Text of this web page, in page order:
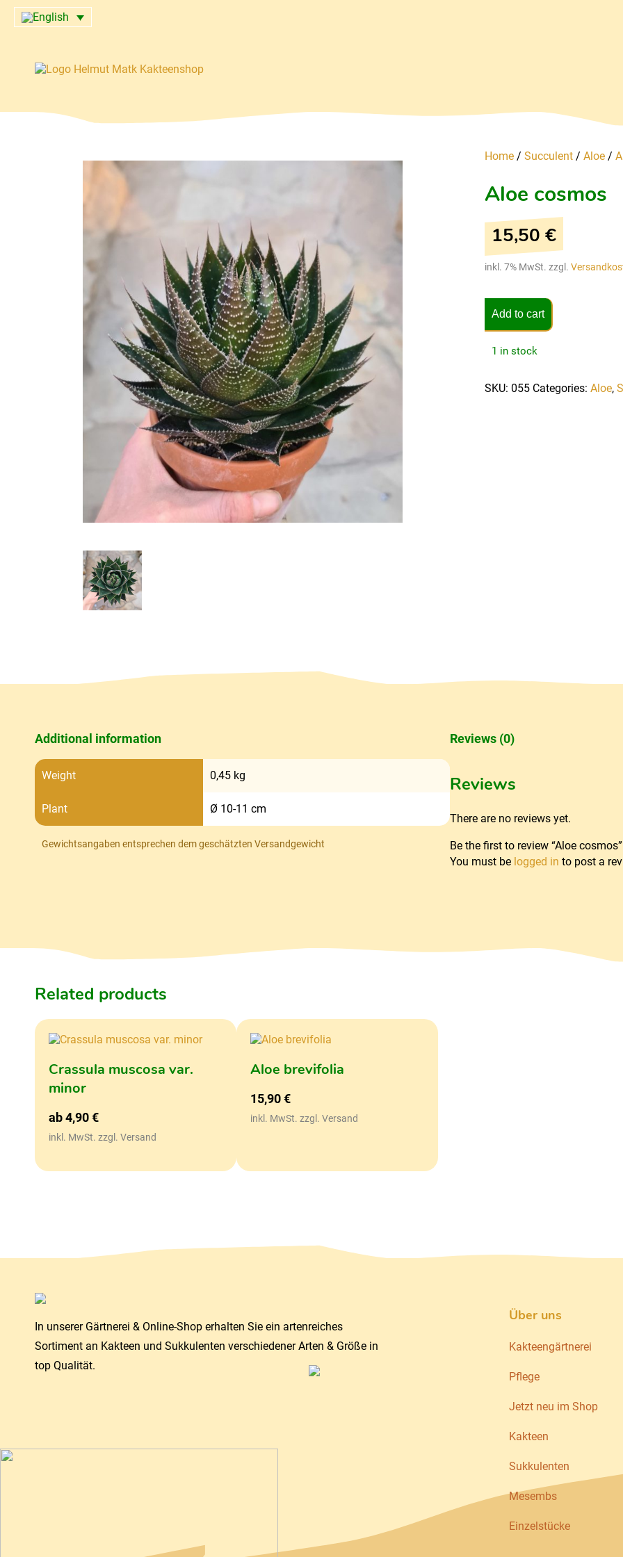
Home / Succulent / Aloe /
Aloe cosmos
15,50 €
inkl. 7% MwSt. zzgl.
Add to cart
1 in stock
SKU: 055 Categories: Aloe,
Additional information
Weight 0,45 kg
Plant Ø 10-11 cm
Gewichtsangaben entsprechen dem geschätzten Versandgewicht
Reviews (0)
Reviews
There are no reviews yet.
Be the first to review “Aloe cosmos”
You must be logged in to post a
Related products
Crassula muscosa var.
minor
ab4,90€
inkl. MwSt. zzgl. Versand
Aloe brevifolia
15,90€
inkl. MwSt. zzgl. Versand
In unserer Gärtnerei & Online-Shop erhalten Sie ein artenreiches
Sortiment an Kakteen und Sukkulenten verschiedener Arten & Größe in
top Qualität.
Über uns
Kakteengärtnerei
Pflege
Jetzt neu im Shop
Kakteen
Sukkulenten
Mesembs
Einzelstücke